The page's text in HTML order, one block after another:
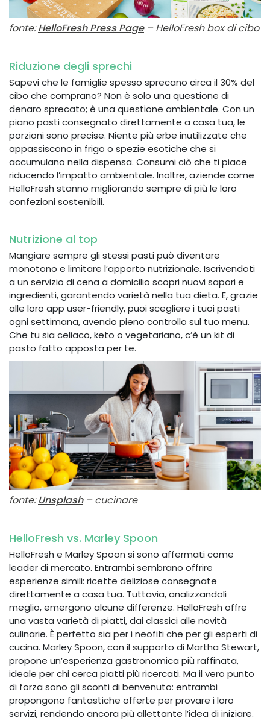
fonte:HelloFresh Press Page– HelloFresh box di cibo
Riduzione degli sprechi
Sapevi che le famiglie spesso sprecano circa il 30% del
cibo che comprano? Non è solo una questione di
denaro sprecato; è una questione ambientale. Con un
piano pasti consegnato direttamente a casa tua, le
porzioni sono precise. Niente più erbe inutilizzate che
appassiscono in frigo o spezie esotiche che si
accumulano nella dispensa. Consumi ciò che ti piace
riducendo l’impatto ambientale. Inoltre, aziende come
HelloFresh stanno migliorando sempre di più le loro
confezioni sostenibili.
Nutrizione al top
Mangiare sempre gli stessi pasti può diventare
monotono e limitare l’apporto nutrizionale. Iscrivendoti
a un servizio di cena a domicilio scopri nuovi sapori e
ingredienti, garantendo varietà nella tua dieta. E, grazie
alle loro app user-friendly, puoi scegliere i tuoi pasti
ogni settimana, avendo pieno controllo sul tuo menu.
Che tu sia celiaco, keto o vegetariano, c’è un kit di
pasto fatto apposta per te.
fonte:Unsplash– cucinare
HelloFresh vs. Marley Spoon
HelloFresh e Marley Spoon si sono affermati come
leader di mercato. Entrambi sembrano offrire
esperienze simili: ricette deliziose consegnate
direttamente a casa tua. Tuttavia, analizzandoli
meglio, emergono alcune differenze. HelloFresh offre
una vasta varietà di piatti, dai classici alle novità
culinarie. È perfetto sia per i neofiti che per gli esperti di
cucina. Marley Spoon, con il supporto di Martha Stewart,
propone un’esperienza gastronomica più raffinata,
ideale per chi cerca piatti più ricercati. Ma il vero punto
di forza sono gli sconti di benvenuto: entrambi
propongono fantastiche offerte per provare i loro
servizi, rendendo ancora più allettante l’idea di iniziare.